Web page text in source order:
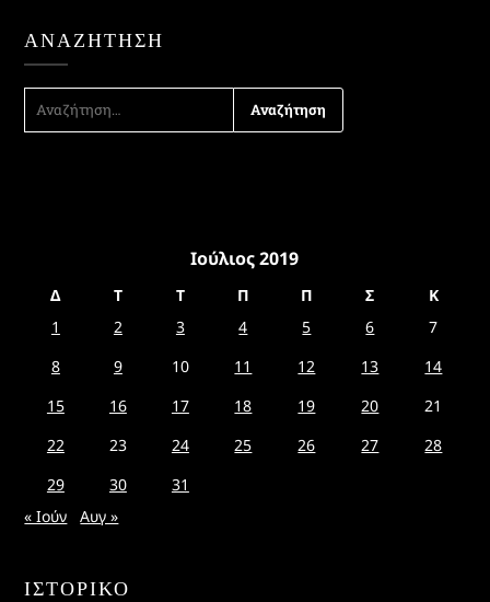
ΑΝΑΖΉΤΗΣΗ
ΑΝΑΖΉΤΗΣΗ
ΓΙΑ:
Ιούλιος 2019
Δ Τ Τ Π Π Σ
Κ
1
2 3 4 5 6
7
8
9 10 11 12 13
14
15
16 17 18 19 20
21
22
23 24 25 26 27
28
29
30
31
« Ιούν
Αυγ »
ΙΣΤΟΡΙΚΌ